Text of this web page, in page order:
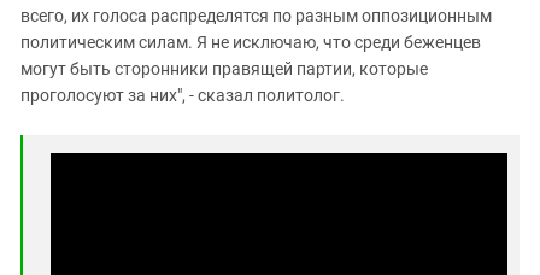
всего, их голоса распределятся по разным оппозиционным
политическим силам. Я не исключаю, что среди беженцев
могут быть сторонники правящей партии, которые
проголосуют за них", - сказал политолог.